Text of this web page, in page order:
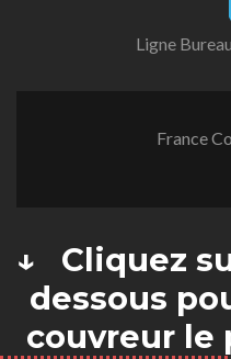
Ligne
France
↓ Cliquez
dessous
couvreur